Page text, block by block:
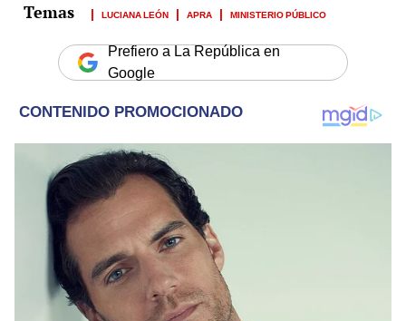
LUCIANA LEÓN APRA MINISTERIO PÚBLICO
Prefiero a La República en
Google